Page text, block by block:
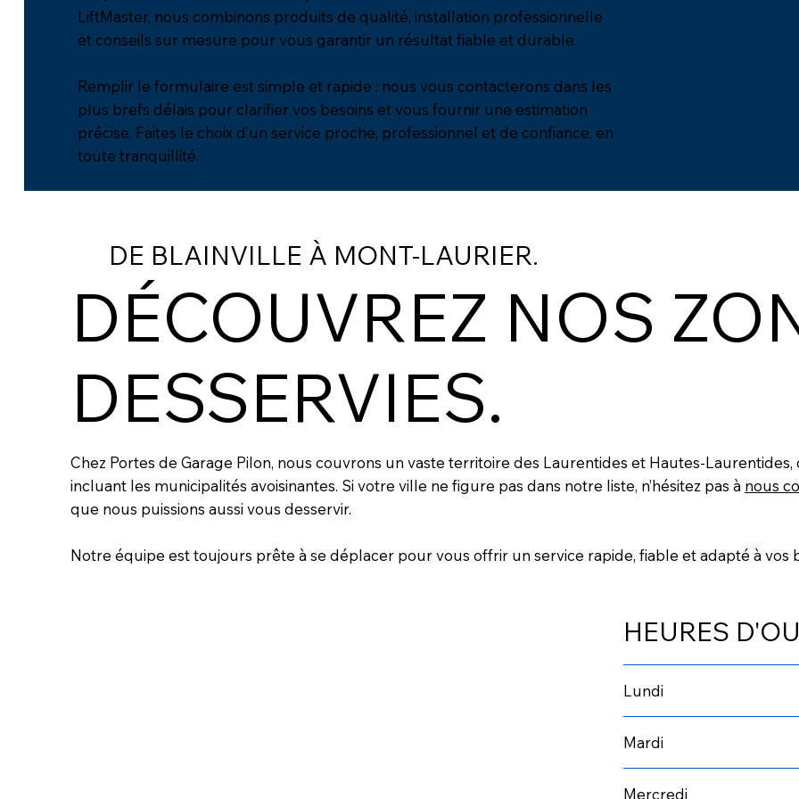
LiftMaster, nous combinons produits de qualité, installation professionnelle
et conseils sur mesure pour vous garantir un résultat fiable et durable.
Remplir le formulaire est simple et rapide : nous vous contacterons dans les
plus brefs délais pour clarifier vos besoins et vous fournir une estimation
précise. Faites le choix d’un service proche, professionnel et de confiance, en
toute tranquillité.
DE BLAINVILLE À MONT-LAURIER.
DÉCOUVREZ NOS
DESSERVIES.
Chez Portes de Garage Pilon, nous couvrons un vaste territoire des Laurentides et Hautes-
incluant les municipalités avoisinantes. Si votre ville ne figure pas dans notre liste, n’hésitez pas à nous
que nous puissions aussi vous desservir.
Notre équipe est toujours prête à se déplacer pour vous offrir un service rapide, fiable et adapté à vos
HEURES
Lundi
Mardi
Mercredi